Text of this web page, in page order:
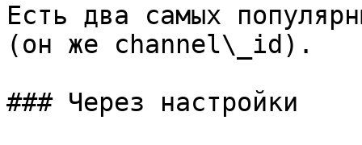
Есть два самых
(он же channel\_id).
### Через настройки